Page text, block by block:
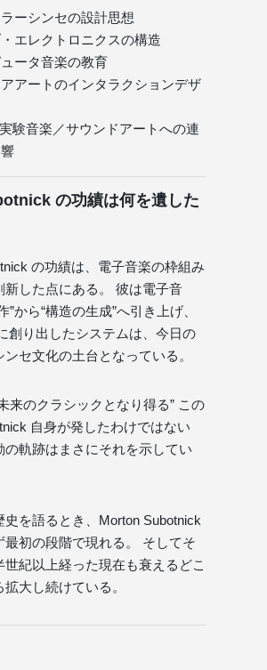
ーシンセの設計思想
エレクトロニクスの構造
ータ音楽の教育
アアートのインタラクションデザ
験音楽／サウンドアートへの連
の功績は何を遺した
の功績は、電子音楽の枠組み
新した点にある。 彼は電子音
”から“構造の生成”へ引き上げ、
創り出したシステムは、今日の
セ文化の土台となっている。
来のクラシックとなり得る” この
自身が発したわけではない
の軌跡はまさにそれを示してい
史を語るとき、Morton Subotnick
最初の段階で現れる。 そしてそ
世紀以上経った現在も衰えるどこ
大し続けている。